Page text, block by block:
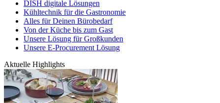
DISH digitale Lösungen
Kühltechnik für die Gastronomie
Alles für Deinen Bürobedarf
Von der Küche bis zum Gast
Unsere Lösung für Großkunden
Unsere E-Procurement Lösung
Aktuelle Highlights